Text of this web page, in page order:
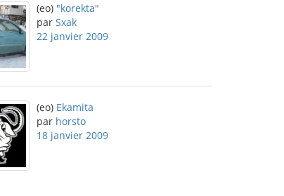
(eo) "korekta"
par Sxak
22 janvier 2009
(eo) Ekamita
par horsto
18 janvier 2009